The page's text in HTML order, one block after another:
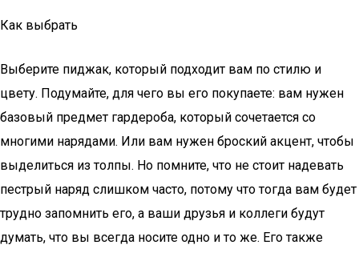
Как выбрать
Выберите пиджак, который подходит вам по стилю и
цвету. Подумайте, для чего вы его покупаете: вам нужен
базовый предмет гардероба, который сочетается со
многими нарядами. Или вам нужен броский акцент, чтобы
выделиться из толпы. Но помните, что не стоит надевать
пестрый наряд слишком часто, потому что тогда вам будет
трудно запомнить его, а ваши друзья и коллеги будут
думать, что вы всегда носите одно и то же. Его также